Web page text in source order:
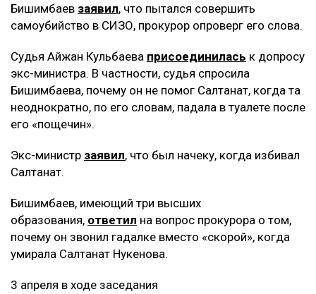
Бишимбаев заявил, что пытался совершить
самоубийство в СИЗО, прокурор опроверг его слова.
Судья Айжан Кульбаева присоединилась к допросу
экс-министра. В частности, судья спросила
Бишимбаева, почему он не помог Салтанат, когда та
неоднократно, по его словам, падала в туалете после
его «пощечин».
Экс-министр заявил, что был начеку, когда избивал
Салтанат.
Бишимбаев, имеющий три высших
образования, ответил на вопрос прокурора о том,
почему он звонил гадалке вместо «скорой», когда
умирала Салтанат Нукенова.
3 апреля в ходе заседания